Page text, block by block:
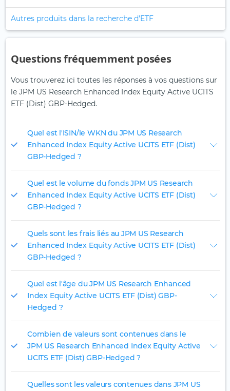
Autres produits dans la recherche d'ETF
Questions fréquemment posées
Vous trouverez ici toutes les réponses à vos questions sur
le JPM US Research Enhanced Index Equity Active UCITS
ETF (Dist) GBP-Hedged.
Quel est l'ISIN/le WKN du JPM US Research
Enhanced Index Equity Active UCITS ETF (Dist)
GBP-Hedged ?
Quel est le volume du fonds JPM US Research
Enhanced Index Equity Active UCITS ETF (Dist)
GBP-Hedged ?
Quels sont les frais liés au JPM US Research
Enhanced Index Equity Active UCITS ETF (Dist)
GBP-Hedged ?
Quel est l'âge du JPM US Research Enhanced
Index Equity Active UCITS ETF (Dist) GBP-
Hedged ?
Combien de valeurs sont contenues dans le
JPM US Research Enhanced Index Equity Active
UCITS ETF (Dist) GBP-Hedged ?
Quelles sont les valeurs contenues dans JPM US